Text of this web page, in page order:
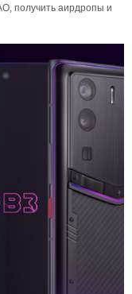
получить аирдропы и